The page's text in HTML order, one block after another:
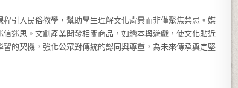
引入民俗教學，幫助學生理解文化背景而非僅聚焦禁忌。媒
迷思。文創產業開發相關商品，如繪本與遊戲，使文化貼近
的契機，強化公眾對傳統的認同與尊重，為未來傳承奠定堅